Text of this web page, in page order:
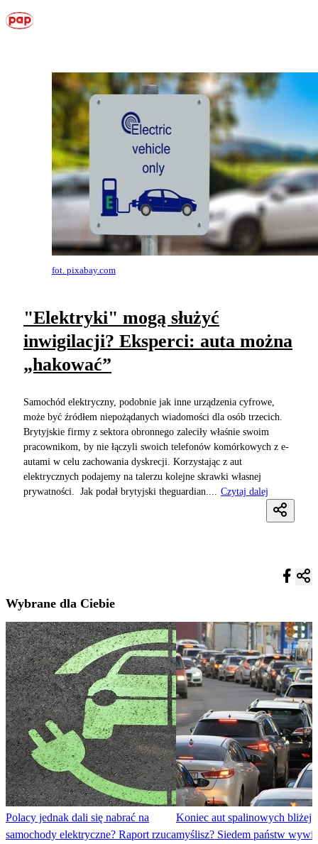
fot. pixabay.com
"Elektryki" mogą służyć
inwigilacji? Eksperci: auta można
„hakować”
Samochód elektryczny, podobnie jak inne urządzenia cyfrowe,
może być źródłem niepożądanych wiadomości dla osób trzecich.
Brytyjskie firmy z sektora obronnego zaleciły właśnie swoim
pracownikom, by nie łączyli swoich telefonów komórkowych z e-
autami w celu zachowania dyskrecji. Korzystając z aut
elektrycznych podajemy na talerzu kolejne skrawki własnej
prywatności. Jak podał brytyjski theguardian....
Czytaj dalej
Wybrane dla Ciebie
Polacy jednak dali się nabrać na
samochody elektryczne? Raport rzuca
Koniec aut spalinowych bliżej
myślisz? Siedem państw